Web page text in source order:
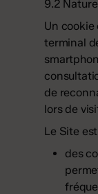
9.2
Un cookie
terminal
de
lors de
Le Site
des